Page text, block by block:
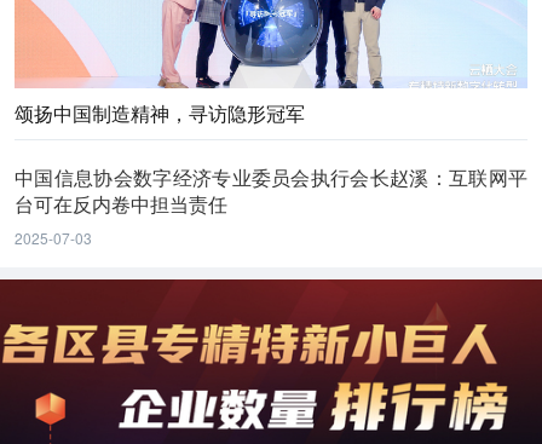
颂扬中国制造精神，寻访隐形冠军
中国信息协会数字经济专业委员会执行会长赵溪：互联网平
台可在反内卷中担当责任
2025-07-03